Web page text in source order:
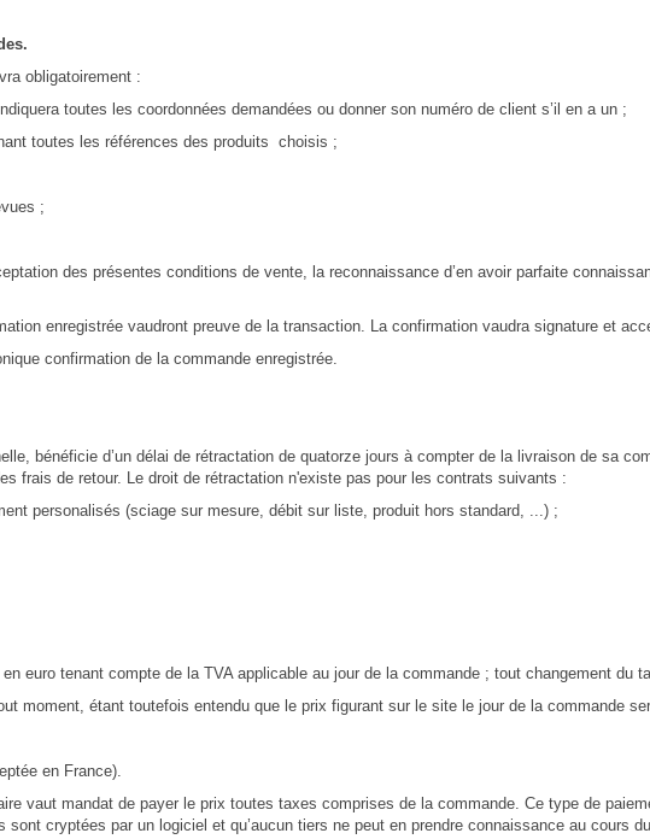
obligatoirement :
toutes les coordonnées demandées ou donner son numéro de client s’il en a un ;
toutes les références des produits choisis ;
;
des présentes conditions de vente, la reconnaissance d’en avoir parfaite
enregistrée vaudront preuve de la transaction. La confirmation vaudra signature et
confirmation de la commande enregistrée.
bénéficie d’un délai de rétractation de quatorze jours à compter de la livraison de sa
frais de retour. Le droit de rétractation n'existe pas pour les contrats suivants :
personalisés (sciage sur mesure, débit sur liste, produit hors standard, ...) ;
euro tenant compte de la TVA applicable au jour de la commande ; tout changement du
moment, étant toutefois entendu que le prix figurant sur le site le jour de la commande
en France).
vaut mandat de payer le prix toutes taxes comprises de la commande. Ce type de
cryptées par un logiciel et qu’aucun tiers ne peut en prendre connaissance au cours